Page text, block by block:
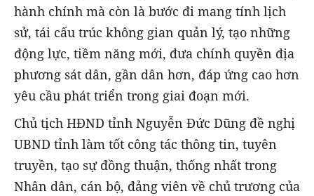
hành chính mà còn là bước đi mang tính lịch
sử, tái cấu trúc không gian quản lý, tạo những
động lực, tiềm năng mới, đưa chính quyền địa
phương sát dân, gần dân hơn, đáp ứng cao hơn
yêu cầu phát triển trong giai đoạn mới.
Chủ tịch HĐND tỉnh Nguyễn Đức Dũng đề nghị
UBND tỉnh làm tốt công tác thông tin, tuyên
truyền, tạo sự đồng thuận, thống nhất trong
Nhân dân, cán bộ, đảng viên về chủ trương của